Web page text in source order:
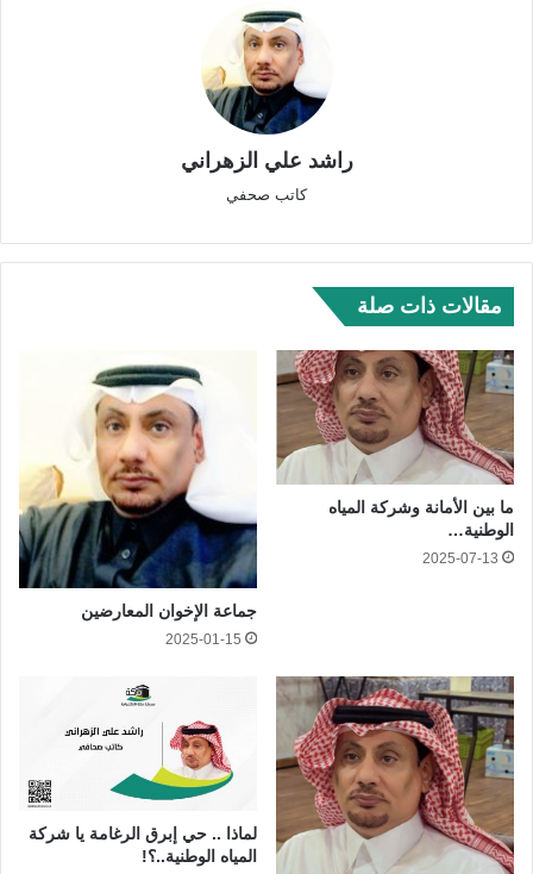
راشد علي الزهراني
كاتب صحفي
مقالات ذات صلة
ما بين الأمانة وشركة المياه
الوطنية…
2025-07-13
جماعة الإخوان المعارضين
2025-01-15
لماذا .. حي إبرق الرغامة يا شركة
المياه الوطنية..؟!